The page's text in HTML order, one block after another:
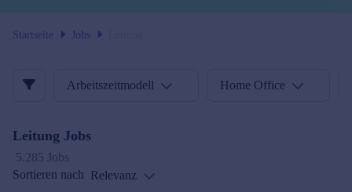
Startseite Jobs
Arbeitszeitmodell Home Office
Leitung Jobs
5.285 Jobs
Sortieren nach Relevanz